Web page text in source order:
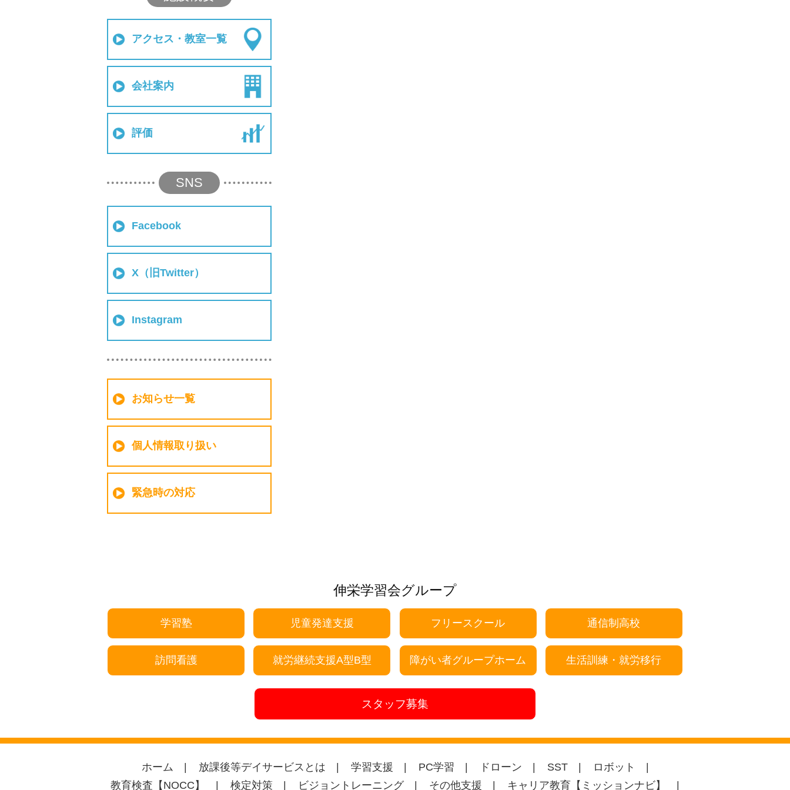
アクセス・教室一覧
会社案内
評価
SNS
Facebook
X（旧Twitter）
Instagram
お知らせ一覧
個人情報取り扱い
緊急時の対応
伸栄学習会グループ
学習塾 児童発達支援 フリースクール 通信制高校
訪問看護 就労継続支援A型B型 障がい者グループホーム 生活訓練・就労移行
スタッフ募集
ホーム 放課後等デイサービスとは 学習支援 PC学習 ドローン SST
ロボット
教育検査【NOCC】
検定対策 ビジョントレーニング その他支援 キャリア教育【ミッションナビ】